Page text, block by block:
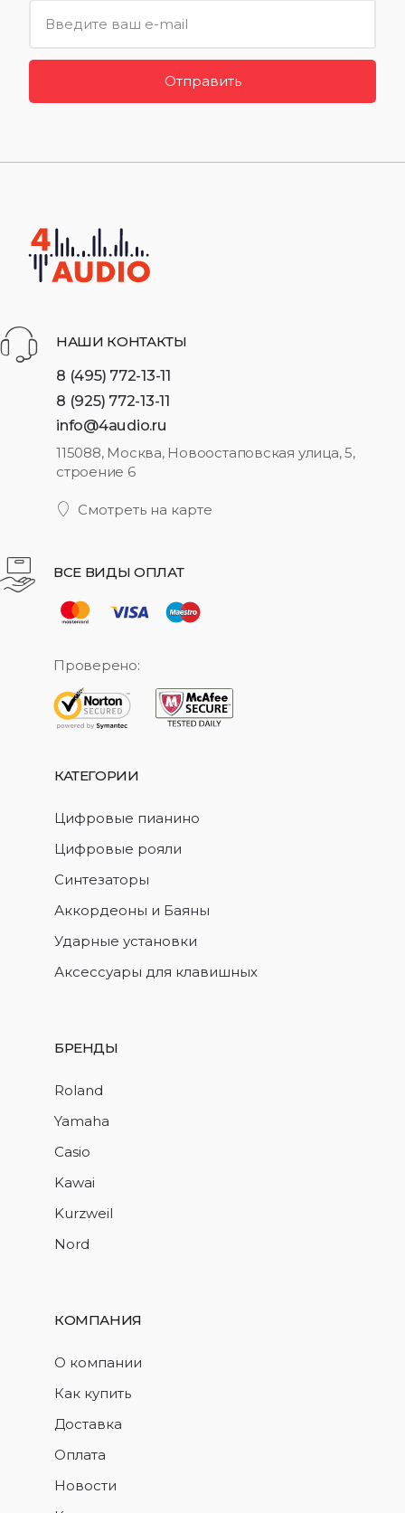
Отправить
НАШИ КОНТАКТЫ
8 (495) 772-13-11
8 (925) 772-13-11
info@4audio.ru
115088, Москва, Новоостаповская улица, 5,
строение 6
Смотреть на карте
ВСЕ ВИДЫ ОПЛАТ
Проверено:
КАТЕГОРИИ
Цифровые пианино
Цифровые рояли
Синтезаторы
Аккордеоны и Баяны
Ударные установки
Аксессуары для клавишных
БРЕНДЫ
Roland
Yamaha
Casio
Kawai
Kurzweil
Nord
КОМПАНИЯ
О компании
Как купить
Доставка
Оплата
Новости